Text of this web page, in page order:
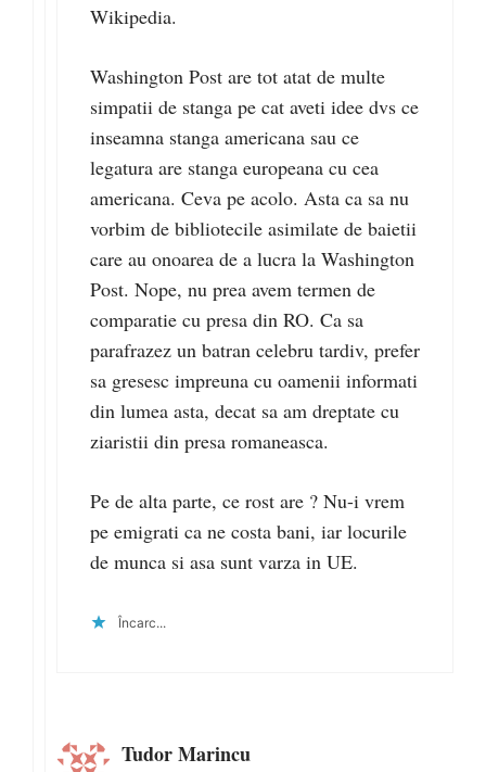
Wikipedia.
Washington Post are tot atat de multe
simpatii de stanga pe cat aveti idee dvs ce
inseamna stanga americana sau ce
legatura are stanga europeana cu cea
americana. Ceva pe acolo. Asta ca sa nu
vorbim de bibliotecile asimilate de baietii
care au onoarea de a lucra la Washington
Post. Nope, nu prea avem termen de
comparatie cu presa din RO. Ca sa
parafrazez un batran celebru tardiv, prefer
sa gresesc impreuna cu oamenii informati
din lumea asta, decat sa am dreptate cu
ziaristii din presa romaneasca.
Pe de alta parte, ce rost are ? Nu-i vrem
pe emigrati ca ne costa bani, iar locurile
de munca si asa sunt varza in UE.
Încarc...
Tudor Marincu